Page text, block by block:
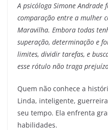
A psicóloga Simone
comparação entre a mulher
Maravilha. Embora todas
superação, determinação e
limites, dividir tarefas, e
esse rótulo não traga
Quem não conhece a
Linda, inteligente,
seu tempo. Ela enfrenta
habilidades.